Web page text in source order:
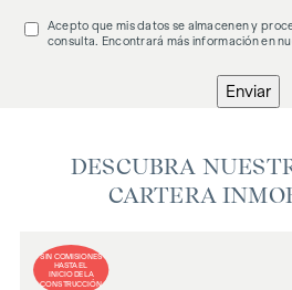
Acepto que mis datos se almacenen y
consulta. Encontrará más información en
Enviar
DESCUBRA
CARTERA
SIN COMISIONES
HASTA EL
INICIO DE LA
CONSTRUCCIÓN